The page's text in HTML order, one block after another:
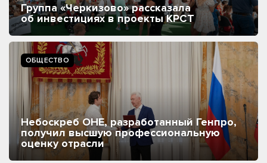
Группа «Черкизово» рассказала
об инвестициях в проекты КРСТ
ОБЩЕСТВО
Небоскреб ОНЕ, разработанный Генпро,
получил высшую профессиональную
оценку отрасли